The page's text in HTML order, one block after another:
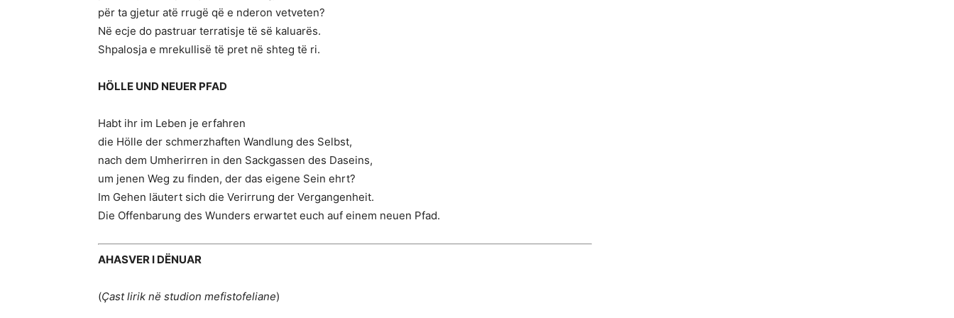
për ta gjetur atë rrugë që e nderon vetveten?
Në ecje do pastruar terratisje të së kaluarës.
Shpalosja e mrekullisë të pret në shteg të ri.
HÖLLE UND NEUER PFAD
Habt ihr im Leben je erfahren
die Hölle der schmerzhaften Wandlung des Selbst,
nach dem Umherirren in den Sackgassen des Daseins,
um jenen Weg zu finden, der das eigene Sein ehrt?
Im Gehen läutert sich die Verirrung der Vergangenheit.
Die Offenbarung des Wunders erwartet euch auf einem neuen Pfad.
AHASVER I DËNUAR
(Çast lirik në studion mefistofeliane)